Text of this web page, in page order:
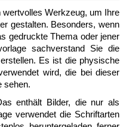
wertvolles Werkzeug, um Ihre
gestalten. Besonders, wenn
gedruckte Thema oder jener
sachverstand Sie die
Es ist die physische
wird, die bei dieser
sehen.
enthält Bilder, die nur als
verwendet die Schriftarten